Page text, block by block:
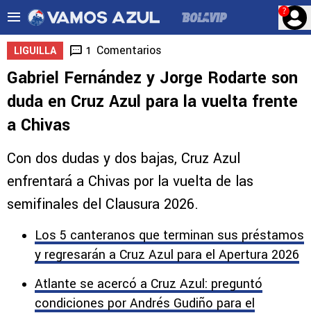
?
LIGUILLA 1 Comentarios
Gabriel Fernández y Jorge Rodarte son
duda en Cruz Azul para la vuelta frente
a Chivas
Con dos dudas y dos bajas, Cruz Azul
enfrentará a Chivas por la vuelta de las
semifinales del Clausura 2026.
Los 5 canteranos que terminan sus préstamos
y regresarán a Cruz Azul para el Apertura 2026
Atlante se acercó a Cruz Azul: preguntó
condiciones por Andrés Gudiño para el